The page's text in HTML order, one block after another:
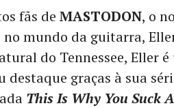
fãs de MASTODON, o
no mundo da guitarra,
do Tennessee, Eller
destaque graças à sua
This Is Why You Suck